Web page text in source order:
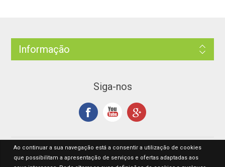
Informação
Siga-nos
Ao continuar a sua navegação está a consentir a utilização de cookies
que possibilitam a apresentação de serviços e ofertas adaptadas aos